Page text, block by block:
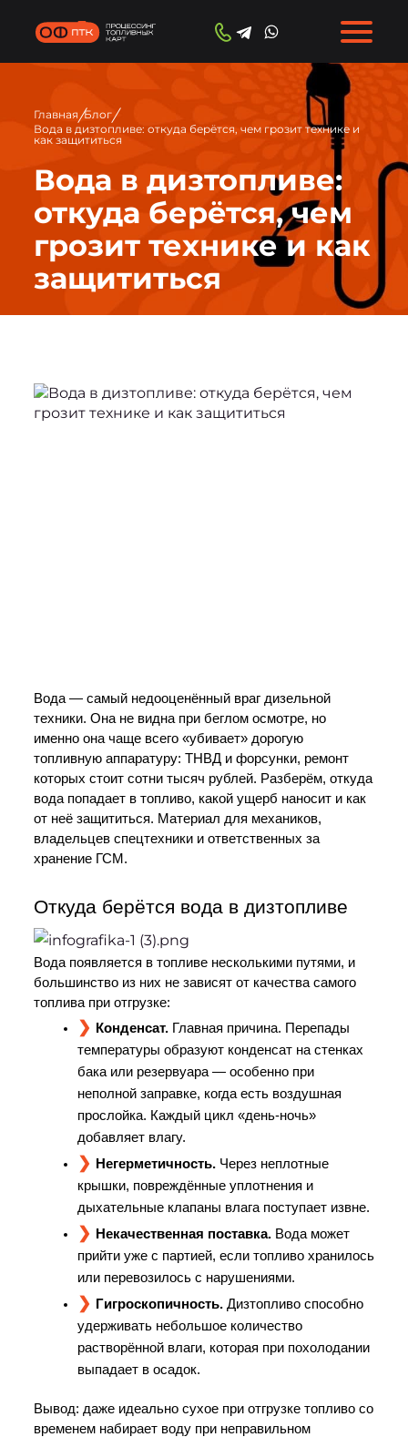
Главная/Блог/
Вода в дизтопливе: откуда берётся, чем грозит технике и
как защититься
Вода в дизтопливе:
откуда берётся, чем
грозит технике и как
защититься
Вода — самый недооценённый враг дизельной
техники. Она не видна при беглом осмотре, но
именно она чаще всего «убивает» дорогую
топливную аппаратуру: ТНВД и форсунки, ремонт
которых стоит сотни тысяч рублей. Разберём, откуда
вода попадает в топливо, какой ущерб наносит и как
от неё защититься. Материал для механиков,
владельцев спецтехники и ответственных за
хранение ГСМ.
Откуда берётся вода в дизтопливе
Вода появляется в топливе несколькими путями, и
большинство из них не зависят от качества самого
топлива при отгрузке:
Конденсат. Главная причина. Перепады
температуры образуют конденсат на стенках
бака или резервуара — особенно при
неполной заправке, когда есть воздушная
прослойка. Каждый цикл «день-ночь»
добавляет влагу.
Негерметичность. Через неплотные
крышки, повреждённые уплотнения и
дыхательные клапаны влага поступает извне.
Некачественная поставка. Вода может
прийти уже с партией, если топливо хранилось
или перевозилось с нарушениями.
Гигроскопичность. Дизтопливо способно
удерживать небольшое количество
растворённой влаги, которая при похолодании
выпадает в осадок.
Вывод: даже идеально сухое при отгрузке топливо со
временем набирает воду при неправильном